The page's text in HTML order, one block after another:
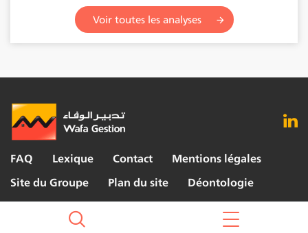
Voir toutes les analyses
FAQ Lexique Contact
Mentions légales
Site du Groupe
Plan du site Déontologie